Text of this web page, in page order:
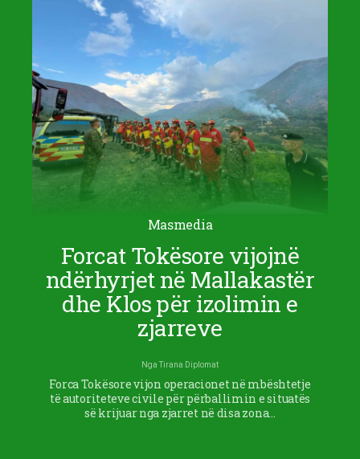
Masmedia
Forcat Tokësore vijojnë
ndërhyrjet në Mallakastër
dhe Klos për izolimin e
zjarreve
NgaTirana Diplomat
Forca Tokësore vijon operacionet në mbështetje
të autoriteteve civile për përballimin e situatës
së krijuar nga zjarret në disa zona…